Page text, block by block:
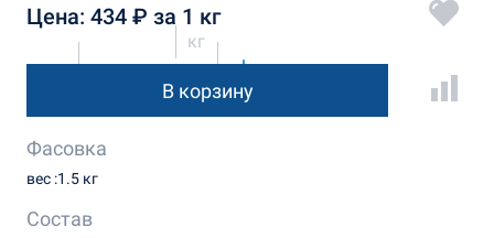
Цена: 434 ₽ за 1 кг
кг
В корзину
Фасовка
вес :1.5 кг
Состав